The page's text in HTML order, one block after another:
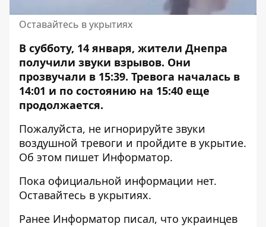
Оставайтесь в укрытиях
В субботу, 14 января, жители Днепра
получили звуки взрывов. Они
прозвучали в 15:39. Тревога началась в
14:01 и по состоянию на 15:40 еще
продолжается.
Пожалуйста, не игнорируйте звуки
воздушной тревоги и пройдите в укрытие.
Об этом пишет Информатор.
Пока официальной информации нет.
Оставайтесь в укрытиях.
Ранее Информатор писал, что украинцев